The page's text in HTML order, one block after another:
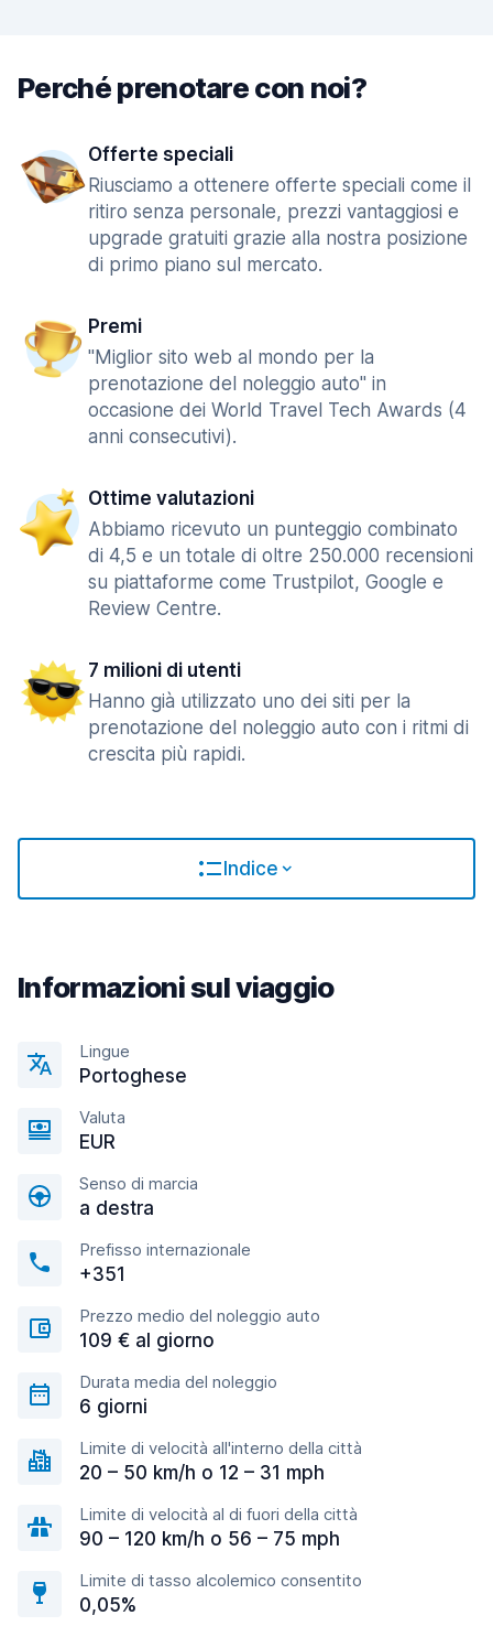
Perché prenotare con noi?
Offerte speciali
Riusciamo a ottenere offerte speciali come il
ritiro senza personale, prezzi vantaggiosi e
upgrade gratuiti grazie alla nostra posizione
di primo piano sul mercato.
Premi
"Miglior sito web al mondo per la
prenotazione del noleggio auto" in
occasione dei World Travel Tech Awards (4
anni consecutivi).
Ottime valutazioni
Abbiamo ricevuto un punteggio combinato
di 4,5 e un totale di oltre 250.000 recensioni
su piattaforme come Trustpilot, Google e
Review Centre.
7 milioni di utenti
Hanno già utilizzato uno dei siti per la
prenotazione del noleggio auto con i ritmi di
crescita più rapidi.
Indice
Informazioni sul viaggio
Lingue
Portoghese
Valuta
EUR
Senso di marcia
a destra
Prefisso internazionale
+351
Prezzo medio del noleggio auto
109 € al giorno
Durata media del noleggio
6 giorni
Limite di velocità all'interno della città
20 – 50 km/h o 12 – 31 mph
Limite di velocità al di fuori della città
90 – 120 km/h o 56 – 75 mph
Limite di tasso alcolemico consentito
0,05%